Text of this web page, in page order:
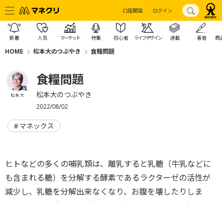
口座開設 ログイン
新着 人気 マーケット 特集 初心者 ライフデザイン 連載 著者 商
HOME 松本大のつぶやき 食糧問題
松本 大
食糧問題
松本大のつぶやき
2022/08/02
マネックス
ヒトなどの多くの哺乳類は、離乳すると乳糖（牛乳などに
も含まれる糖）を分解する酵素であるラクターゼの活性が
減少し、乳糖を分解出来なくなり、お腹を壊したりしま